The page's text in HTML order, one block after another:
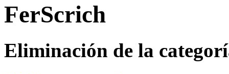
FerScrich
Eliminación de la